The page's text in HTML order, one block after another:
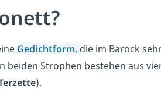
Gedichtform, die im Barock
beiden Strophen bestehen aus
).